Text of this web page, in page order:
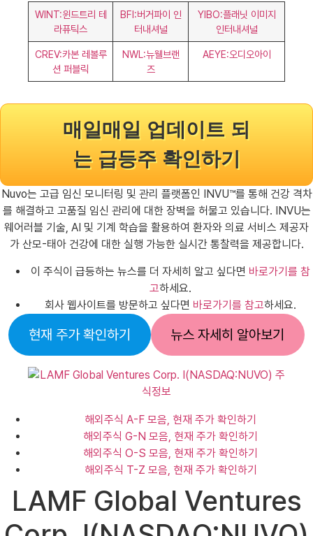
WINT:윈드트리 테
라퓨틱스
BFI:버거파이 인
터내셔널
YIBO:플래닛 이미지
인터내셔널
CREV:카본 레볼루
션 퍼블릭
NWL:뉴웰브랜
즈
AEYE:오디오아이
매일매일 업데이트 되
는 급등주 확인하기
Nuvo는 고급 임신 모니터링 및 관리 플랫폼인 INVU™️를 통해 건강 격차
를 해결하고 고품질 임신 관리에 대한 장벽을 허물고 있습니다. INVU는
웨어러블 기술, AI 및 기계 학습을 활용하여 환자와 의료 서비스 제공자
가 산모-태아 건강에 대한 실행 가능한 실시간 통찰력을 제공합니다.
이 주식이 급등하는 뉴스를 더 자세히 알고 싶다면 바로가기를 참
고하세요.
회사 웹사이트를 방문하고 싶다면 바로가기를 참고하세요.
현재 주가 확인하기 뉴스 자세히 알아보기
해외주식 A-F 모음, 현재 주가 확인하기
해외주식 G-N 모음, 현재 주가 확인하기
해외주식 O-S 모음, 현재 주가 확인하기
해외주식 T-Z 모음, 현재 주가 확인하기
LAMF Global Ventures